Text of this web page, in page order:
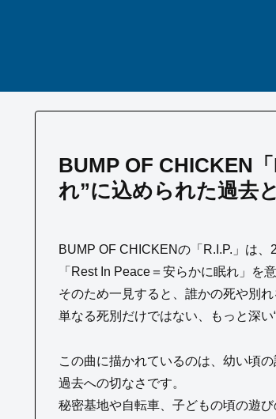
BUMP OF CHICKEN
れ”に込められた過去
BUMP OF CHICKENの「R.I.P.」は
「Rest In Peace＝安らかに眠れ」を
そのため一見すると、誰かの死や別
単なる死別だけではない、もっと深い
この曲に描かれているのは、幼い頃
過去への切なさです。
秘密基地や自転車、子どもの頃の遊